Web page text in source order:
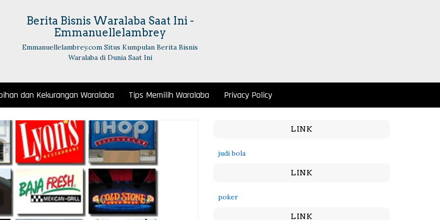
Berita Bisnis Waralaba Saat Ini -
Emmanuellelambrey
Emmanuellelambrey.com Situs Kumpulan Berita Bisnis
Waralaba di Dunia Saat Ini
dan Kekurangan Waralaba Tips Memilih Waralaba Privacy Policy
LINK
judi bola
LINK
poker
LINK